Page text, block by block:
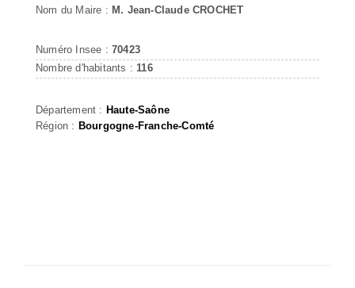
Nom du Maire : M. Jean-Claude CROCHET
Numéro Insee : 70423
Nombre d'habitants : 116
Département : Haute-Saône
Région : Bourgogne-Franche-Comté